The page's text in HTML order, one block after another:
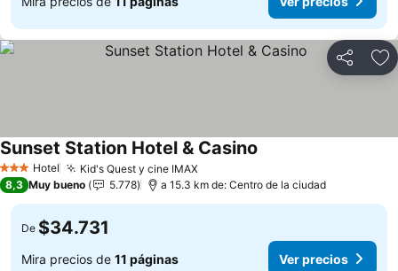
Compartir
3 Estrellas
Hotel Kid's Quest y cine IMAXVer precios
Sunset Station Hotel & Casino
8,3 Muy bueno 5.778 a 15.3 km de: Centro de la ciudad
De $34.731
Mira precios de 11 páginas Ver precios